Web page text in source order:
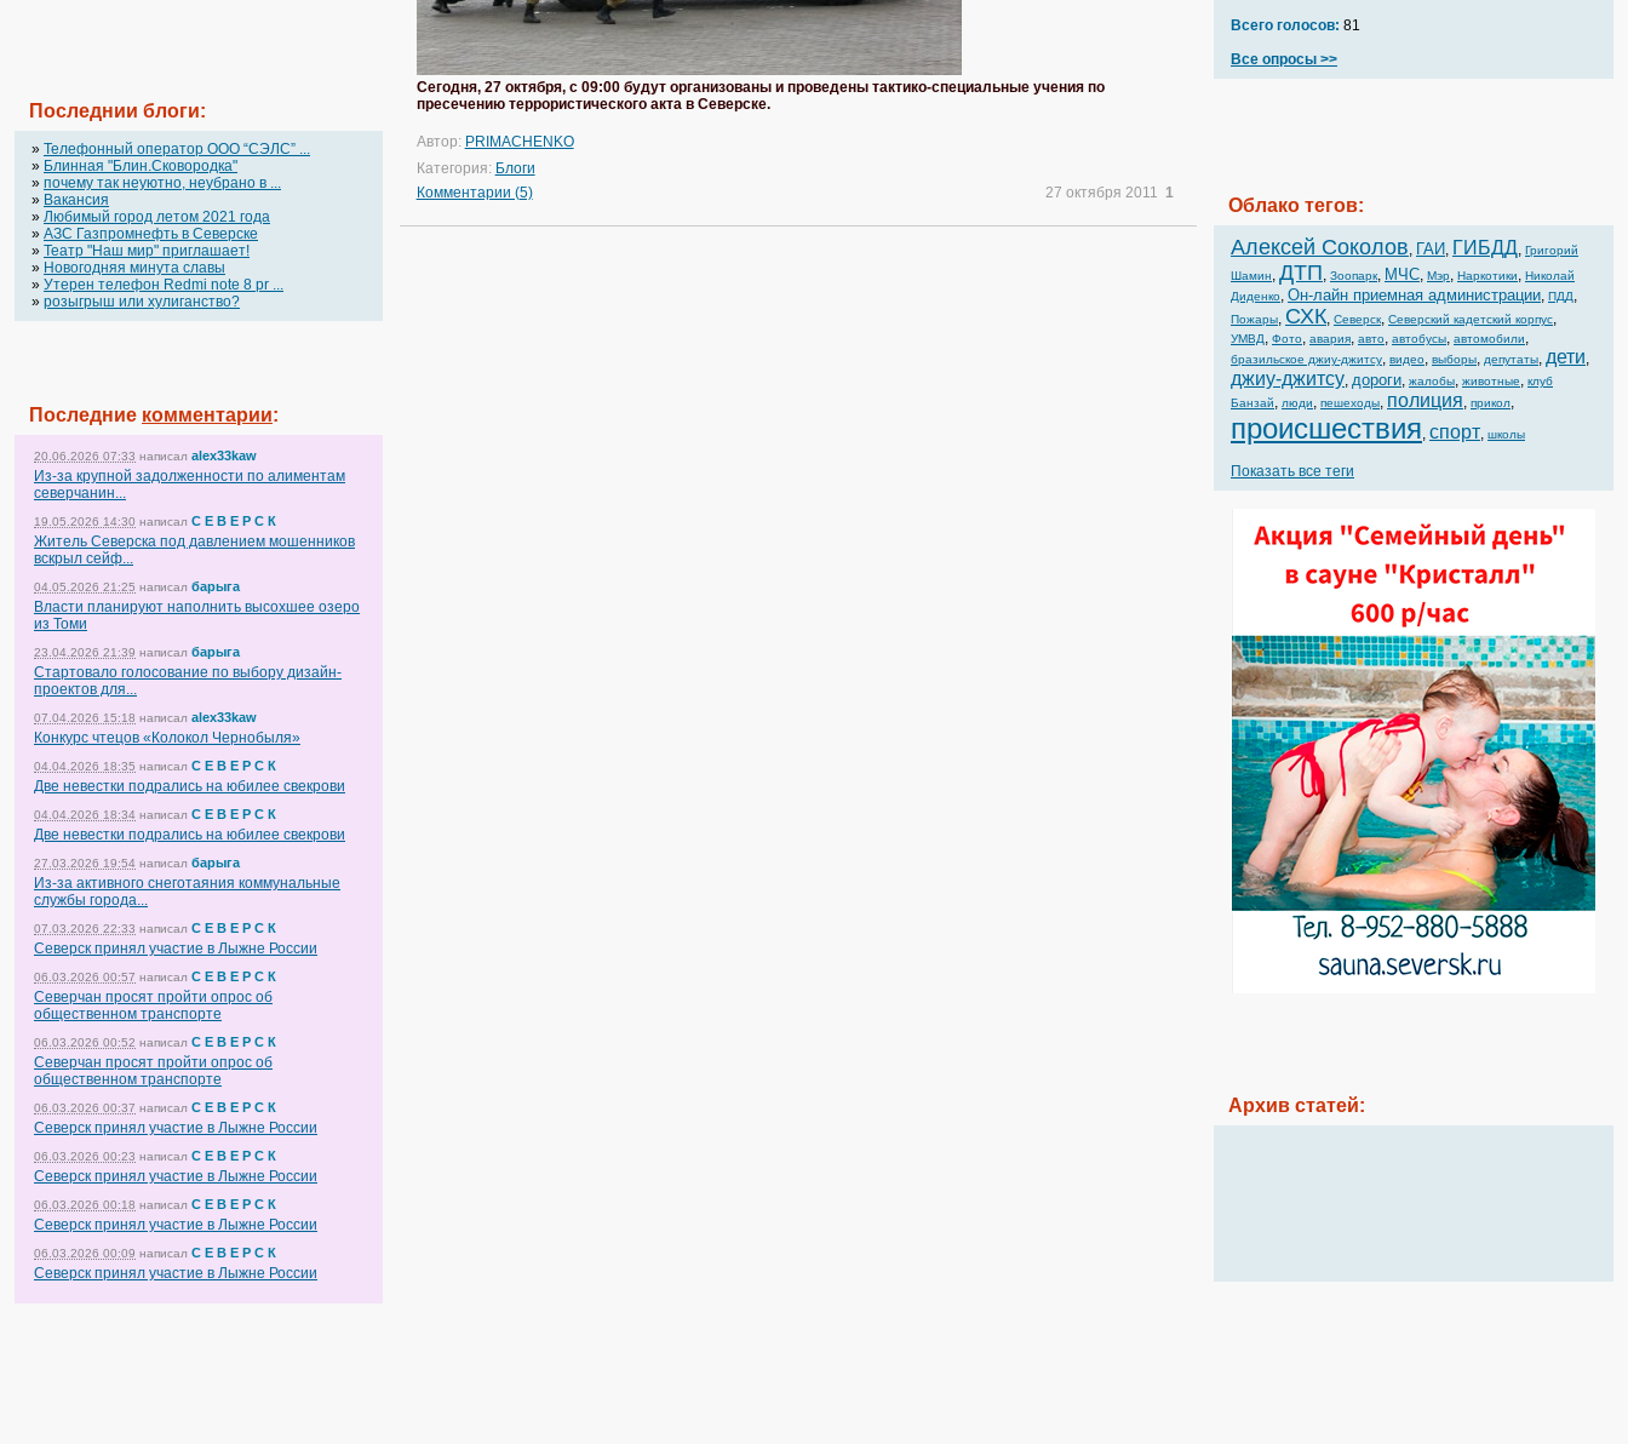
Последнии блоги:
» Телефонный оператор OOO “СЭЛС” ...
» Блинная "Блин.Сковородка"
» почему так неуютно, неубрано в ...
» Вакансия
» Любимый город летом 2021 года
» АЗС Газпромнефть в Северске
» Театр "Наш мир" приглашает!
» Новогодняя минута славы
» Утерен телефон Redmi note 8 pr ...
» розыгрыш или хулиганство?
Последние комментарии:
20.06.2026 07:33 написал alex33kaw
Из-за крупной задолженности по алиментам
северчанин...
19.05.2026 14:30 написал С Е В Е Р С К
Житель Северска под давлением мошенников
вскрыл сейф...
04.05.2026 21:25 написал барыга
Власти планируют наполнить высохшее озеро
из Томи
23.04.2026 21:39 написал барыга
Стартовало голосование по выбору дизайн-
проектов для...
07.04.2026 15:18 написал alex33kaw
Конкурс чтецов «Колокол Чернобыля»
04.04.2026 18:35 написал С Е В Е Р С К
Две невестки подрались на юбилее свекрови
04.04.2026 18:34 написал С Е В Е Р С К
Две невестки подрались на юбилее свекрови
27.03.2026 19:54 написал барыга
Из-за активного снеготаяния коммунальные
службы города...
07.03.2026 22:33 написал С Е В Е Р С К
Северск принял участие в Лыжне России
06.03.2026 00:57 написал С Е В Е Р С К
Северчан просят пройти опрос об
общественном транспорте
06.03.2026 00:52 написал С Е В Е Р С К
Северчан просят пройти опрос об
общественном транспорте
06.03.2026 00:37 написал С Е В Е Р С К
Северск принял участие в Лыжне России
06.03.2026 00:23 написал С Е В Е Р С К
Северск принял участие в Лыжне России
06.03.2026 00:18 написал С Е В Е Р С К
Северск принял участие в Лыжне России
06.03.2026 00:09 написал С Е В Е Р С К
Северск принял участие в Лыжне России
Сегодня, 27 октября, с 09:00 будут организованы и проведены тактико-специальные учения по
пресечению террористического акта в Северске.
Автор: PRIMACHENKO
Категория: Блоги
Комментарии (5)
27 октября 2011 1
Всего голосов: 81
Все опросы >>
Облако тегов:
Алексей Соколов, ГАИ, ГИБДД, Григорий
Шамин, ДТП, Зоопарк, МЧС, Мэр, Наркотики, Николай
Диденко, Он-лайн приемная администрации, ПДД,
Пожары, СХК, Северск, Северский кадетский корпус,
УМВД, Фото, авария, авто, автобусы, автомобили,
бразильское джиу-джитсу, видео, выборы, депутаты, дети,
джиу-джитсу, дороги, жалобы, животные, клуб
Банзай, люди, пешеходы, полиция, прикол,
происшествия, спорт, школы
Показать все теги
Архив статей: